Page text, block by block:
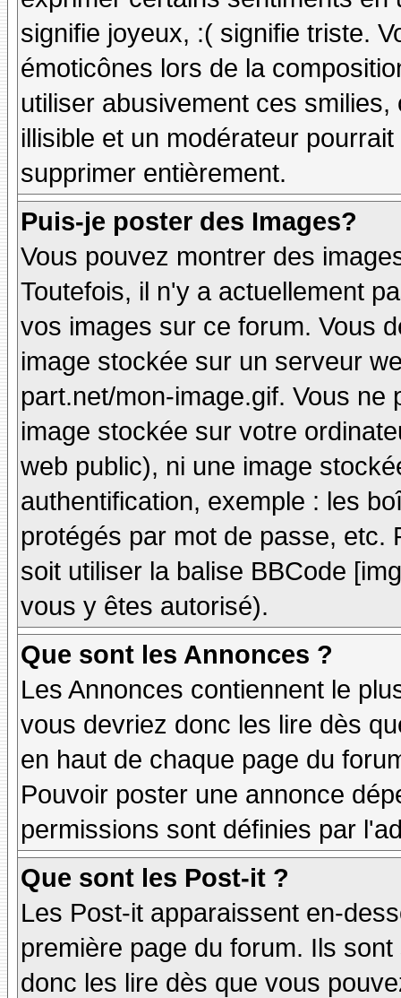
signifie joyeux, :( signifie triste.
émoticônes lors de la
utiliser abusivement ces
illisible et un modérateur
supprimer entièrement.
Puis-je poster des Images?
Vous pouvez montrer des
Toutefois, il n'y a actuellement
vos images sur ce forum. Vous
image stockée sur un serveur
part.net/mon-image.gif. Vous
image stockée sur votre
web public), ni une image
authentification, exemple : les
protégés par mot de passe, etc.
soit utiliser la balise BBCode
vous y êtes autorisé).
Que sont les Annonces ?
Les Annonces contiennent le
vous devriez donc les lire dès
en haut de chaque page du
Pouvoir poster une annonce
permissions sont définies par
Que sont les Post-it ?
Les Post-it apparaissent en-
première page du forum. Ils
donc les lire dès que vous